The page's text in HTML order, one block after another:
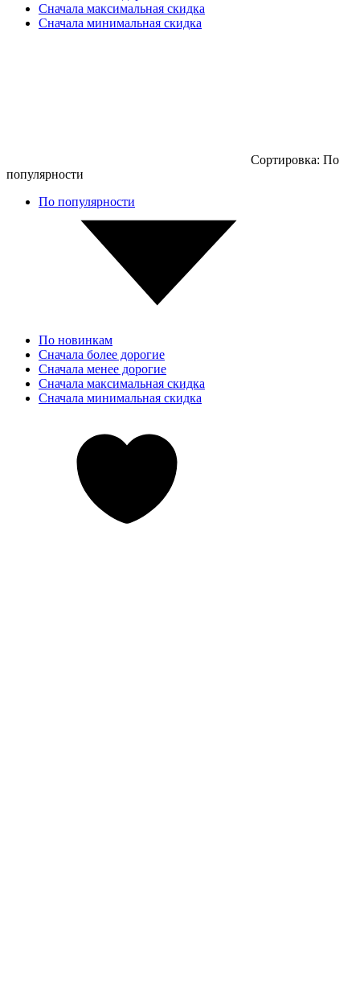
Сначала максимальная скидка
Сначала минимальная скидка
Сортировка: По
популярности
По популярности
По новинкам
Сначала более дорогие
Сначала менее дорогие
Сначала максимальная скидка
Сначала минимальная скидка